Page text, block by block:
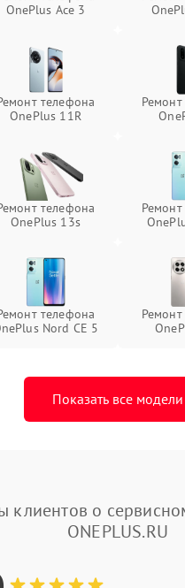
OnePlus Ace 3
телефона
OnePlus 11R
телефона
OnePlus 13s
телефона
Nord CE 5
Показать все модели
клиентов о
ONEPLUS.RU